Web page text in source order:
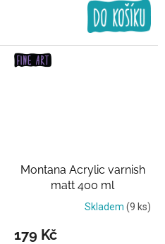
Montana Acrylic varnish
matt 400 ml
Transparentní lak
Skladem (9 ks)
179 Kč